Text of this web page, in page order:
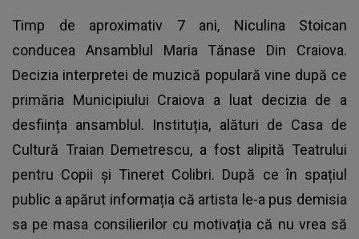
Timp de aproximativ 7 ani, Niculina Stoican
conducea Ansamblul Maria Tănase Din Craiova.
Decizia interpretei de muzică populară vine după ce
primăria Municipiului Craiova a luat decizia de a
desființa ansamblul. Instituția, alături de Casa de
Cultură Traian Demetrescu, a fost alipită Teatrului
pentru Copii și Tineret Colibri. După ce în spațiul
public a apărut informația că artista le-a pus demisia
sa pe masa consilierilor cu motivația că nu vrea să